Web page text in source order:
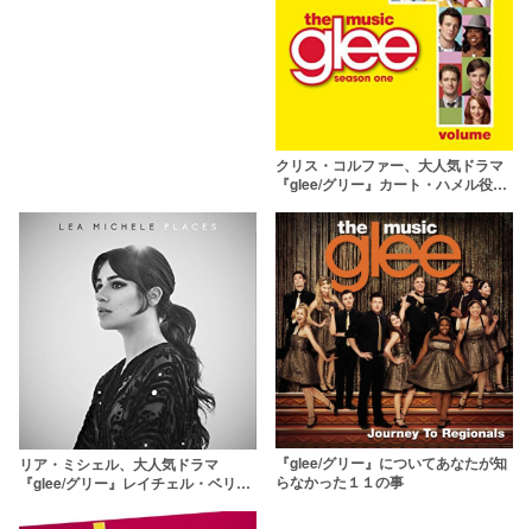
クリス・コルファー、大人気ドラマ
『glee/グリー』カート・ハメル役の
リア・ミシェル、大人気ドラマ
『glee/グリー』レイチェル・ベリー
『glee/グリー』についてあなたが知
らなかった１１の事